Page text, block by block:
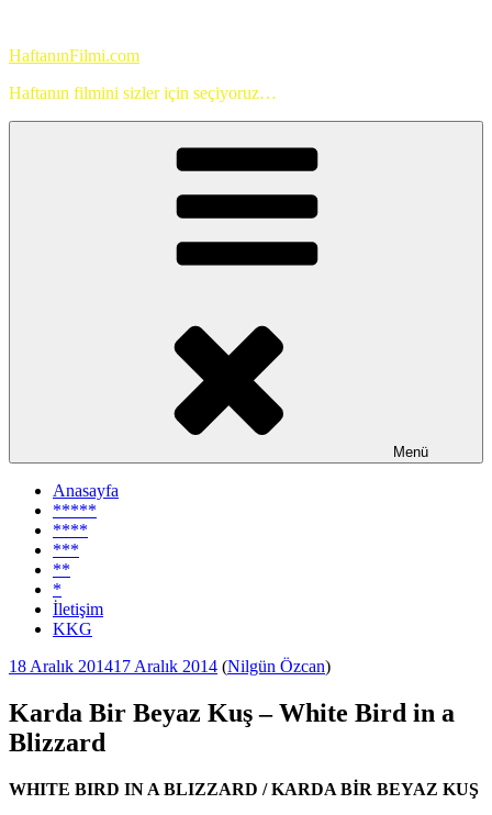
HaftanınFilmi.com
Haftanın filmini sizler için seçiyoruz…
Menü
Anasayfa
*****
****
***
**
*
İletişim
KKG
Yayım
18 Aralık 201417 Aralık 2014 (Nilgün Özcan)
Karda Bir Beyaz Kuş – White Bird in a
Blizzard
WHITE BIRD IN A BLIZZARD / KARDA BİR BEYAZ KUŞ